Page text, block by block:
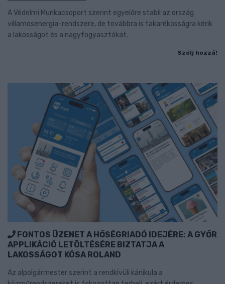
A Védelmi Munkacsoport szerint egyelőre stabil az ország
villamosenergia-rendszere, de továbbra is takarékosságra kérik
a lakosságot és a nagyfogyasztókat.
Szólj hozzá!
FONTOS ÜZENET A HŐSÉGRIADÓ IDEJÉRE: A GYŐR
APPLIKÁCIÓ LETÖLTÉSÉRE BIZTATJA A
LAKOSSÁGOT KÓSA ROLAND
Az alpolgármester szerint a rendkívüli kánikula a